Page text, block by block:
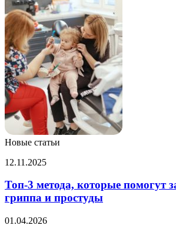
Новые статьи
Топ-3
которые
защититься
гриппа
12.11.2025
Топ-3 метода, которые помогут
гриппа и простуды
Психолог
01.04.2026